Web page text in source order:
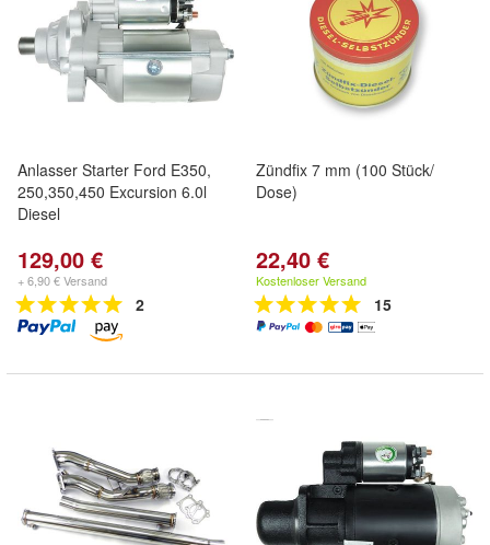
Anlasser Starter Ford E350,
250,350,450 Excursion 6.0l
Diesel
129,00 €
+ 6,90 € Versand
2
Zündfix 7 mm (100 Stück/
Dose)
22,40 €
Kostenloser Versand
15